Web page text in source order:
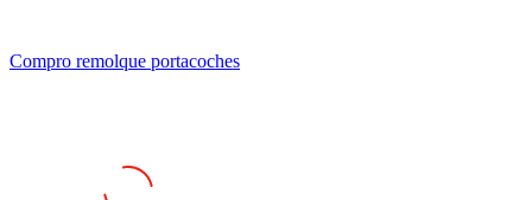
Compro remolque portacoches